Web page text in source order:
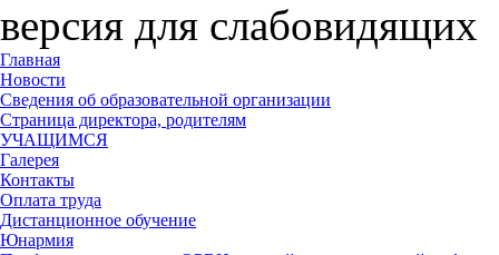
версия для слабовидящих
Главная
Новости
Сведения об образовательной организации
Страница директора, родителям
УЧАЩИМСЯ
Галерея
Контакты
Оплата труда
Дистанционное обучение
Юнармия